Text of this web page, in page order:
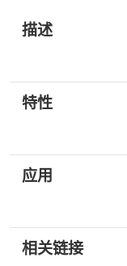
描述
特性
应用
相关链接